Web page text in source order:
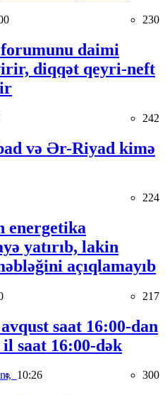
230
daimi
diqqət qeyri-neft
242
və Ər-Riyad kimə
224
energetika
yatırıb, lakin
açıqlamayıb
217
saat 16:00-dan
il saat 16:00-dək
10:26 300